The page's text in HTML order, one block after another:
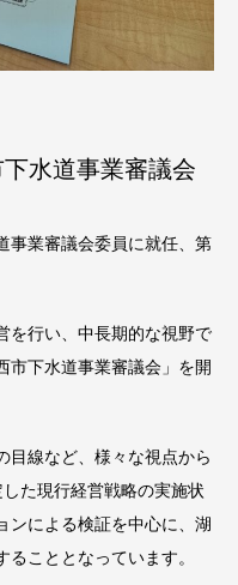
水道事業審議会
事業審議会委員に就任、第
を行い、中長期的な視野で
市下水道事業審議会」を開
目線など、様々な視点から
た現行経営戦略の実施状
ンによる検証を中心に、湖
こととなっています。